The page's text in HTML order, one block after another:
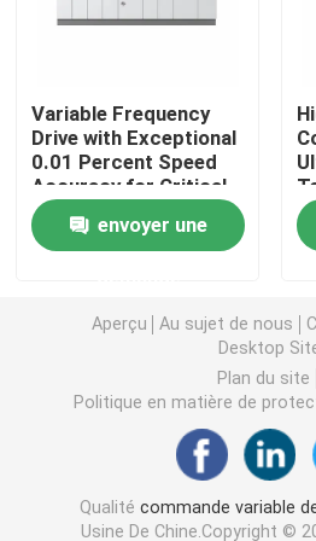
Inverseur de fréquence de
Inverseur de fréquence de VFD
Appareil à fréquence variable
Station de recharge de
Optimisateur solaire
Variable Frequency
Drive with Exceptional
0.01 Percent Speed
Accuracy for Critical
Process Control
envoyer une
Aperçu Au sujet de nous
Desktop
Plan du site
Politique en matière de
Qualitécommande variable
Usine De Chine.Copyright ©